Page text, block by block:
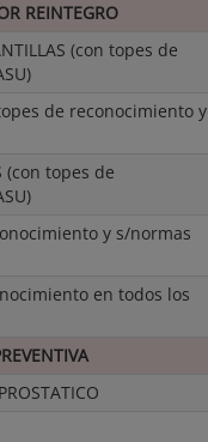
REINTEGRO
(con topes de
topes de reconocimiento y
(con topes de
y s/normas
en todos los